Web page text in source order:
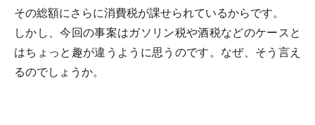
その総額にさらに消費税が課せられているからです。
しかし、今回の事案はガソリン税や酒税などのケースと
はちょっと趣が違うように思うのです。なぜ、そう言え
るのでしょうか。